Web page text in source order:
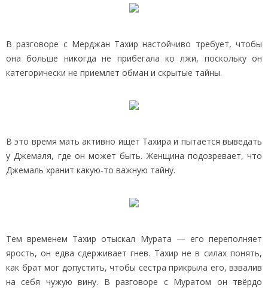
В разговоре с Мерджан Тахир настойчиво требует, чтобы
она больше никогда не прибегала ко лжи, поскольку он
категорически не приемлет обман и скрытые тайны.
В это время мать активно ищет Тахира и пытается выведать
у Джемаля, где он может быть. Женщина подозревает, что
Джемаль хранит какую‑то важную тайну.
Тем временем Тахир отыскал Мурата — его переполняет
ярость, он едва сдерживает гнев. Тахир не в силах понять,
как брат мог допустить, чтобы сестра прикрыла его, взвалив
на себя чужую вину. В разговоре с Муратом он твёрдо